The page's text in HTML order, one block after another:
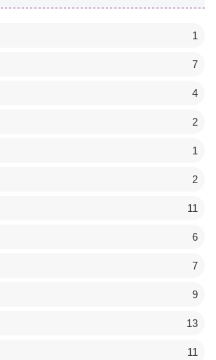
1
7
4
2
1
2
11
6
7
9
13
11